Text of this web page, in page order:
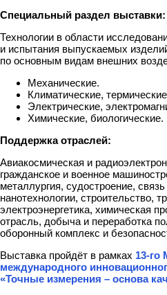
Специальный раздел выставки:
Технологии в области
и испытания выпускаемых
по основным видам внешних
Механические.
Климатические,
Электрические,
Химические, биологические.
Поддержка отраслей:
Авиакосмическая и
гражданское и военное
металлургия, судостроение,
нанотехнологии, строительство,
электроэнергетика, химическая
отрасль, добыча и переработка
оборонный комплекс и
Выставка пройдёт в рамках 13-го
международного
«Точные измерения – основа